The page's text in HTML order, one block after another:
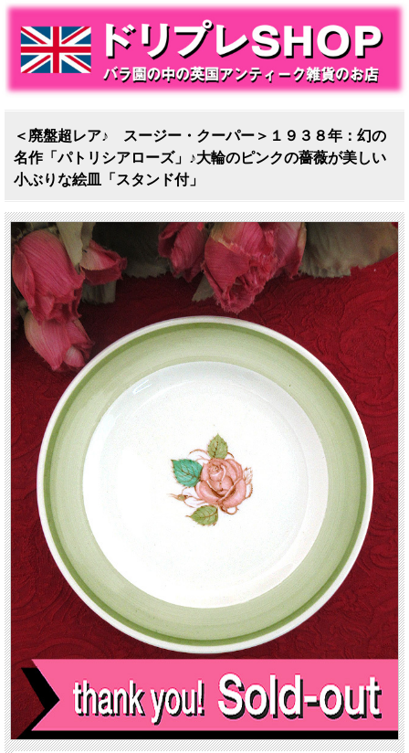
＜廃盤超レア♪ スージー・クーパー＞１９３８年：幻の
名作「パトリシアローズ」♪大輪のピンクの薔薇が美しい
小ぶりな絵皿「スタンド付」